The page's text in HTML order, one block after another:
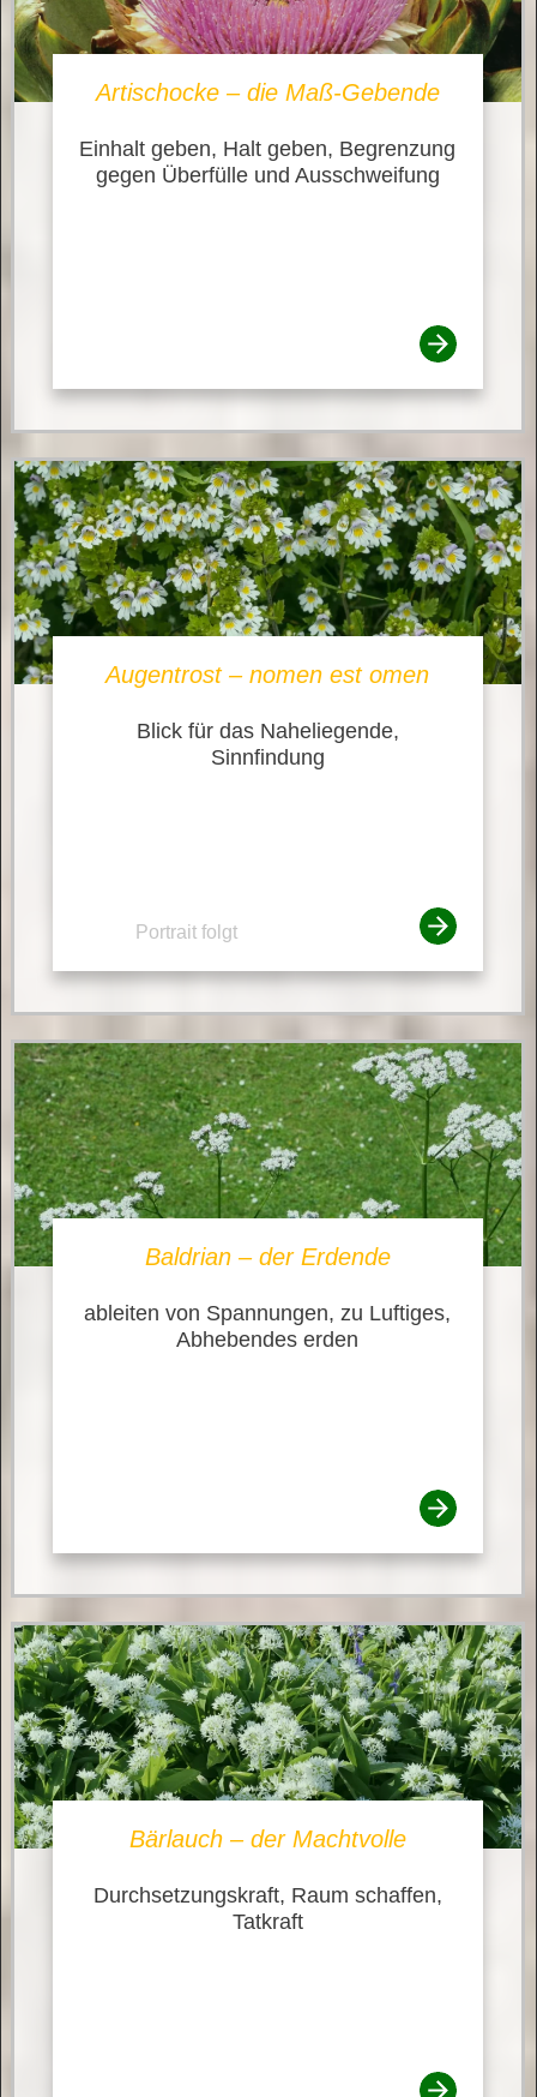
Artischocke – die Maß-Gebende
Einhalt geben, Halt geben, Begrenzung
gegen Überfülle und Ausschweifung
Augentrost – nomen est omen
Blick für das Naheliegende,
Sinnfindung
Portrait folgt
Baldrian – der Erdende
ableiten von Spannungen, zu Luftiges,
Abhebendes erden
Bärlauch – der Machtvolle
Durchsetzungskraft, Raum schaffen,
Tatkraft